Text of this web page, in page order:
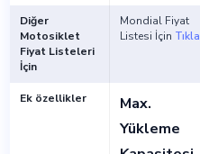
Diğer
Motosiklet
Fiyat Listeleri
İçin
Mondial Fiyat
Listesi İçin Tıkla
Ek özellikler
Max.
Yükleme